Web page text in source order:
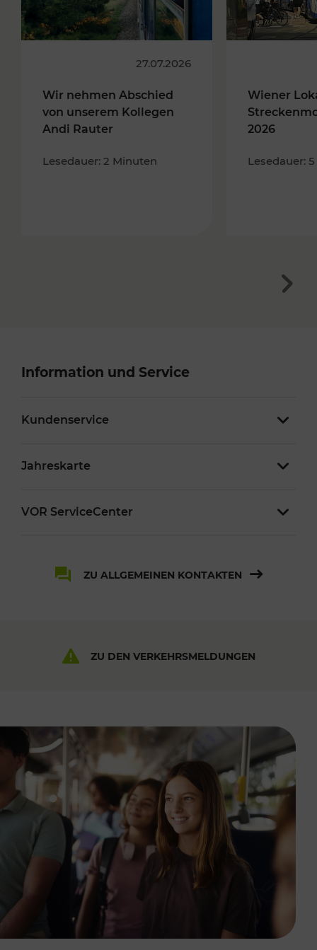
27.07.2026
Wir nehmen Abschied
von unserem Kollegen
Andi Rauter
Lesedauer: 2 Minuten
Wiener
2026
Lesedauer:
Information und Service
Kundenservice
Jahreskarte
VOR ServiceCenter
ZU ALLGEMEINEN KONTAKTEN
ZU DEN VERKEHRSMELDUNGEN